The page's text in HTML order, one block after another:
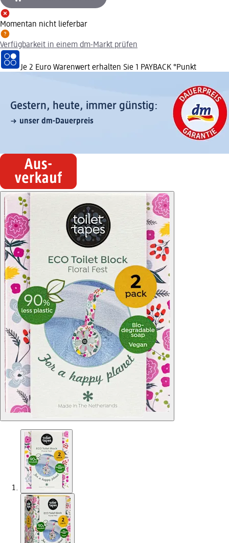
Momentan nicht lieferbar
Verfügbarkeit in einem dm-Markt prüfen
Je 2 Euro Warenwert erhalten Sie 1 PAYBACK °Punkt
Gestern, heute, immer günstig:
unser dm-Dauerpreis